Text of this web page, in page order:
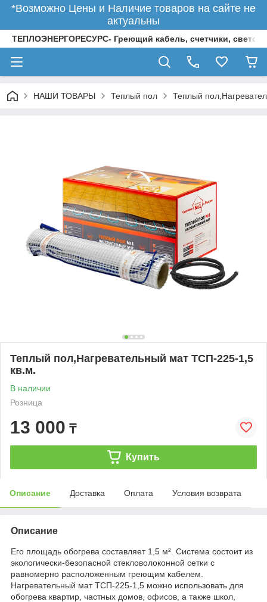
*Возможно Цены и Наличие товаров на сайте не
актуальны
ТЕПЛОЭНЕРГОРЕСУРС- Греющий кабель, счетчики,
НАШИ ТОВАРЫ Теплый пол Теплый
Теплый пол,Нагревательный мат ТСП-225-1,5
кв.м.
В наличии
Розница
13 000 ₸
Купить
Описание Доставка Оплата Условия возврата
Описание
Его площадь обогрева составляет 1,5 м². Система состоит из
экологически-безопасной стекловолоконной сетки с
равномерно расположенным греющим кабелем.
Нагревательный мат ТСП-225-1,5 можно использовать для
обогрева квартир, частных домов, офисов, а также школ,